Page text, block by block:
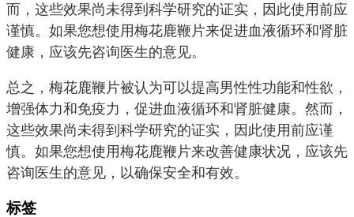
而，这些效果尚未得到科学研究的证实，因此使用前应
谨慎。如果您想使用梅花鹿鞭片来促进血液循环和肾脏
健康，应该先咨询医生的意见。
总之，梅花鹿鞭片被认为可以提高男性性功能和性欲，
增强体力和免疫力，促进血液循环和肾脏健康。然而，
这些效果尚未得到科学研究的证实，因此使用前应谨
慎。如果您想使用梅花鹿鞭片来改善健康状况，应该先
咨询医生的意见，以确保安全和有效。
标签